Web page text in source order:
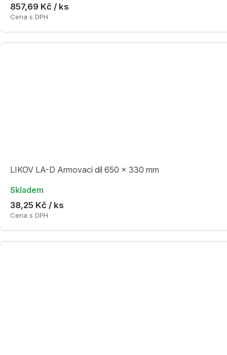
857,69 Kč / ks
Cena s DPH
LIKOV LA-D Armovací díl 650 x 330 mm
Skladem
38,25 Kč / ks
Cena s DPH